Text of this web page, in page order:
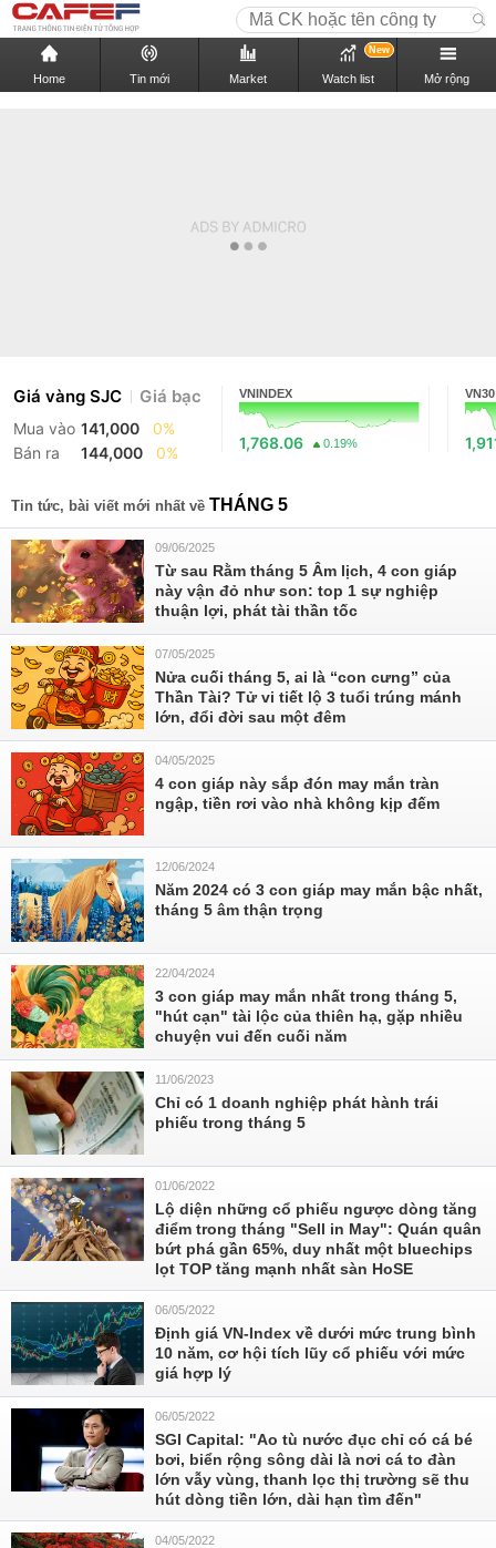
Home Tin mới Market Watch list
New
Mở rộng
Giá vàng SJC Giá bạc
Mua vào 141,000
0%
Bán ra
144,000 0%
VNINDEX
1,768.06 0.19%
VN30
Tin tức, bài viết mới nhất về THÁNG 5
09/06/2025
Từ sau Rằm tháng 5 Âm lịch, 4 con giáp
này vận đỏ như son: top 1 sự nghiệp
thuận lợi, phát tài thần tốc
07/05/2025
Nửa cuối tháng 5, ai là “con cưng” của
Thần Tài? Tử vi tiết lộ 3 tuổi trúng mánh
lớn, đổi đời sau một đêm
04/05/2025
4 con giáp này sắp đón may mắn tràn
ngập, tiền rơi vào nhà không kịp đếm
12/06/2024
Năm 2024 có 3 con giáp may mắn bậc nhất,
tháng 5 âm thận trọng
22/04/2024
3 con giáp may mắn nhất trong tháng 5,
"hút cạn" tài lộc của thiên hạ, gặp nhiều
chuyện vui đến cuối năm
11/06/2023
Chỉ có 1 doanh nghiệp phát hành trái
phiếu trong tháng 5
01/06/2022
Lộ diện những cổ phiếu ngược dòng tăng
điểm trong tháng "Sell in May": Quán quân
bứt phá gần 65%, duy nhất một bluechips
lọt TOP tăng mạnh nhất sàn HoSE
06/05/2022
Định giá VN-Index về dưới mức trung bình
10 năm, cơ hội tích lũy cổ phiếu với mức
giá hợp lý
06/05/2022
SGI Capital: "Ao tù nước đục chỉ có cá bé
bơi, biển rộng sông dài là nơi cá to đàn
lớn vẫy vùng, thanh lọc thị trường sẽ thu
hút dòng tiền lớn, dài hạn tìm đến"
04/05/2022